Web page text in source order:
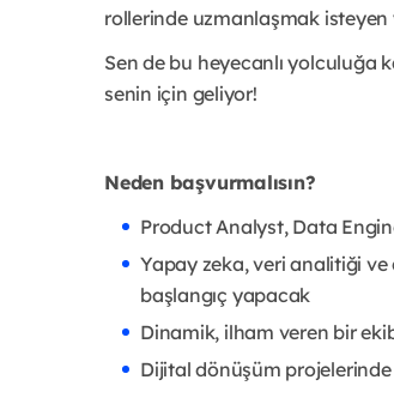
rollerinde uzmanlaşmak isteyen
Sen de bu heyecanlı yolculuğa
senin için geliyor!
Neden başvurmalısın?
Product Analyst, Data
Yapay zeka, veri analitiği
başlangıç yapacak
Dinamik, ilham veren bir
Dijital dönüşüm